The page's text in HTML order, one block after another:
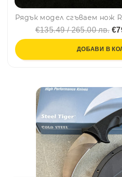
€135.49 / 265.00 лв.
ДОБАВИ В